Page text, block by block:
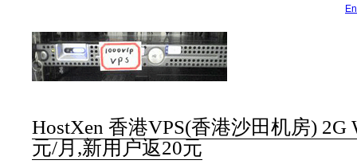
HostXen 香港VPS(香港沙田机房) 2G
元/月,新用户返20元